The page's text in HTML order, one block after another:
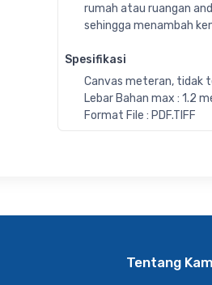
rumah atau ruangan
sehingga menambah
Spesifikasi
Canvas meteran, tidak
Lebar Bahan max : 1.2
Format File : PDF.TIFF
Tentang